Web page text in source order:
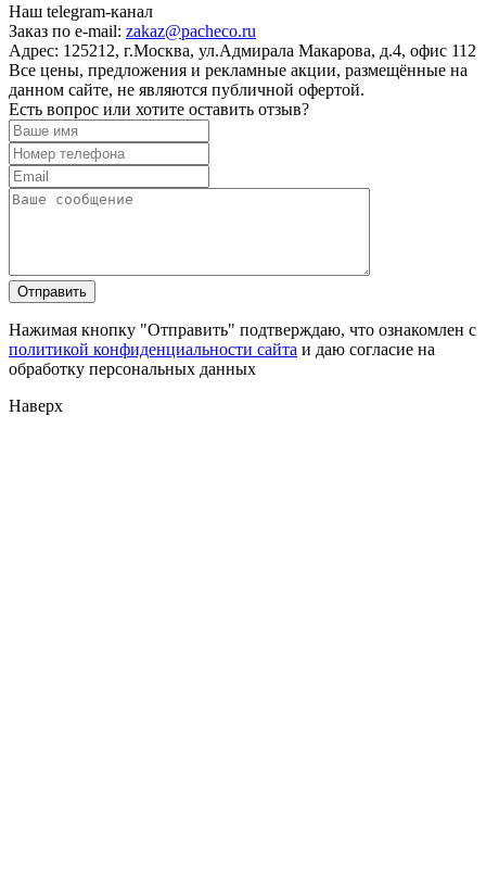
Наш telegram-канал
Заказ по e-mail: zakaz@pacheco.ru
Адрес: 125212, г.Москва, ул.Адмирала Макарова, д.4, офис 112
Все цены, предложения и рекламные акции, размещённые на
данном сайте, не являются публичной офертой.
Есть вопрос или хотите оставить отзыв?
Нажимая кнопку "Отправить" подтверждаю, что ознакомлен с
политикой конфиденциальности сайта и даю согласие на
обработку персональных данных
Наверх